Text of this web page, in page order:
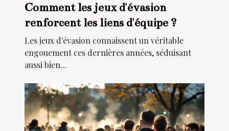
Comment les jeux d'évasion
renforcent les liens d'équipe ?
Les jeux d'évasion connaissent un véritable
engouement ces dernières années, séduisant
aussi bien...